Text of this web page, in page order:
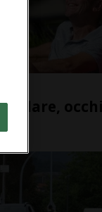
solare,